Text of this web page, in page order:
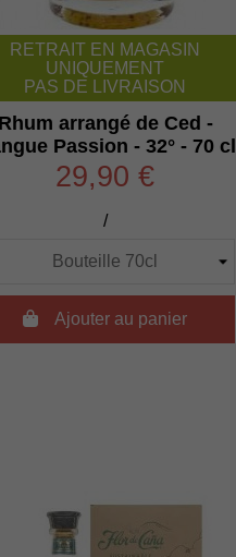
RETRAIT EN MAGASIN
UNIQUEMENT
PAS DE LIVRAISON
Rhum arrangé de Ced -
Passion - 32° - 70 cl
29,90 €
/
Ajouter au panier